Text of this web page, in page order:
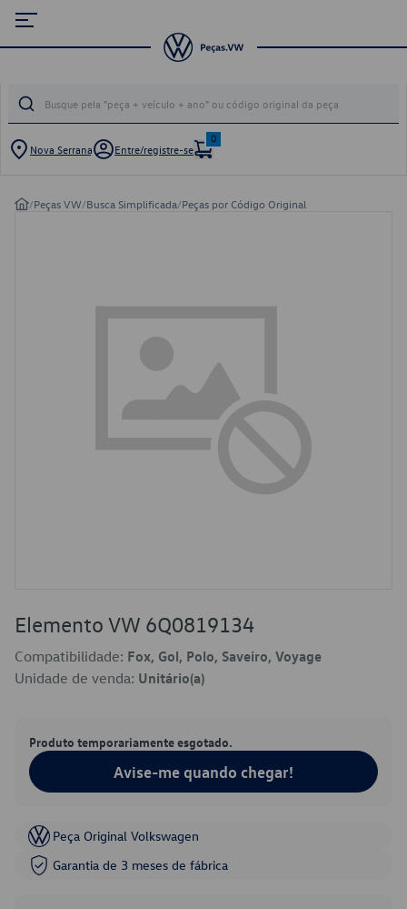
Nova Serrana Entre/registre-se
0
/Peças VW/Busca Simplificada/Peças por Código Original
Elemento VW 6Q0819134
Compatibilidade: Fox, Gol, Polo, Saveiro, Voyage
Unidade de venda: Unitário(a)
Produto temporariamente esgotado.
Avise-me quando chegar!
Peça Original Volkswagen
Garantia de 3 meses de fábrica